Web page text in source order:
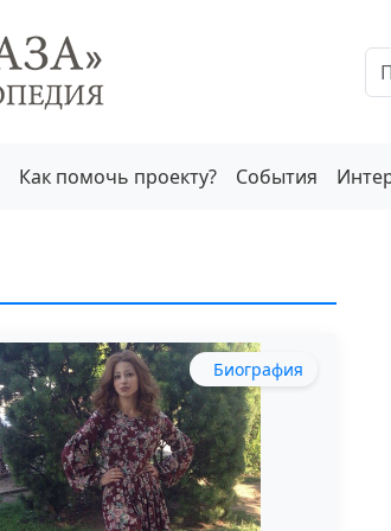
Как помочь проекту? События
Биография